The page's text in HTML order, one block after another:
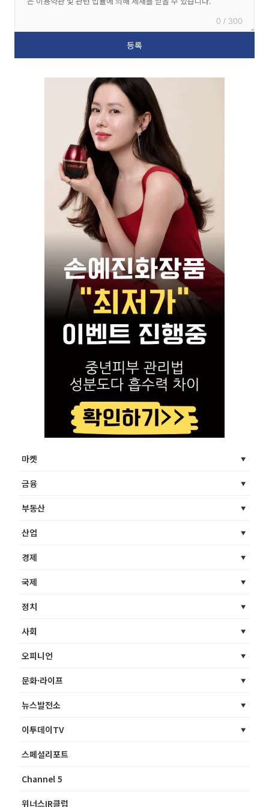
0 / 300
마켓
금융
부동산
산업
경제
국제
정치
사회
오피니언
문화·라이프
뉴스발전소
이투데이TV
스페셜리포트
Channel 5
위너스IR클럽